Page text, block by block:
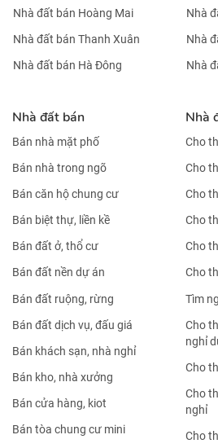
Nhà đất bán Hoàng Mai
Nhà đất bán Thanh Xuân
Nhà đất bán Hà Đông
Nhà
Nhà
Nhà
Nhà đất bán
Bán nhà mặt phố
Bán nhà trong ngõ
Bán căn hộ chung cư
Bán biệt thự, liền kề
Bán đất ở, thổ cư
Bán đất nền dự án
Bán đất ruộng, rừng
Bán đất dịch vụ, đấu giá
Bán khách sạn, nhà nghỉ
Bán kho, nhà xưởng
Bán cửa hàng, kiot
Bán tòa chung cư mini
Nhà
Cho
Cho
Cho
Cho
Cho
Cho
Tìm
Cho
nghỉ
Cho
Cho
nghỉ
Cho